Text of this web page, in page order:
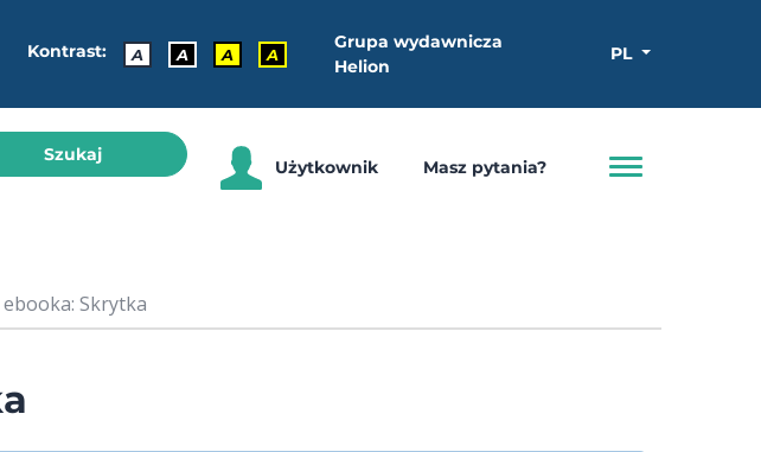
Kontrast: A A A A
Grupa wydawnicza
Helion
PL
Szukaj
Użytkownik Masz pytania?
ebooka: Skrytka